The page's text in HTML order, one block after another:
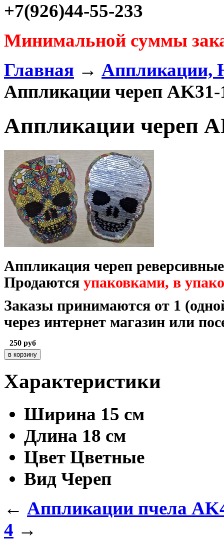
+7(926)44-55-233
Минимальной суммы
Главная → Аппликации,
Аппликации череп AK31-
Аппликации череп
Аппликация череп
Продаются упаковками, в
Заказы принимаются от 1
через интернет магазин или
250 руб
Характеристики
Ширина 15 см
Длина 18 см
Цвет Цветные
Вид Череп
← Аппликации пчела
4 →